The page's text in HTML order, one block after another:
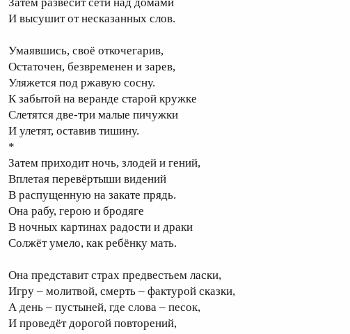
И высушит от несказанных слов.
Умаявшись, своё откочегарив,
Остаточен, безвременен и зарев,
Уляжется под ржавую сосну.
К забытой на веранде старой кружке
Слетятся две-три малые пичужки
И улетят, оставив тишину.
*
Затем приходит ночь, злодей и гений,
Вплетая перевёртыши видений
В распущенную на закате прядь.
Она рабу, герою и бродяге
В ночных картинах радости и драки
Солжёт умело, как ребёнку мать.
Она представит страх предвестьем ласки,
Игру – молитвой, смерть – фактурой сказки,
А день – пустыней, где слова – песок,
И проведёт дорогой повторений,